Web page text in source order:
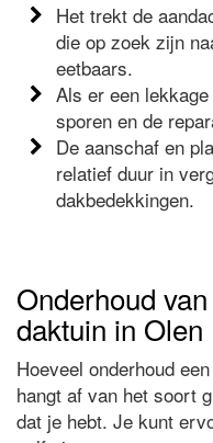
Het trekt de
die op zoek zijn
eetbaars.
Als er een
sporen en de
De aanschaf en
relatief duur in
dakbedekkingen.
Onderhoud
daktuin in Olen
Hoeveel onderhoud
hangt af van het soort
dat je hebt. Je kunt